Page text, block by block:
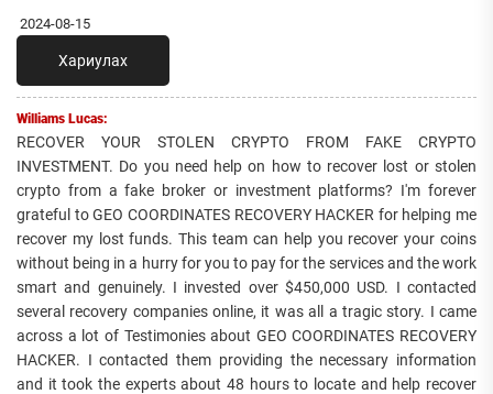
2024-08-15
Хариулах
Williams Lucas:
RECOVER YOUR STOLEN CRYPTO FROM FAKE CRYPTO
INVESTMENT. Do you need help on how to recover lost or stolen
crypto from a fake broker or investment platforms? I'm forever
grateful to GEO COORDINATES RECOVERY HACKER for helping me
recover my lost funds. This team can help you recover your coins
without being in a hurry for you to pay for the services and the work
smart and genuinely. I invested over $450,000 USD. I contacted
several recovery companies online, it was all a tragic story. I came
across a lot of Testimonies about GEO COORDINATES RECOVERY
HACKER. I contacted them providing the necessary information
and it took the experts about 48 hours to locate and help recover